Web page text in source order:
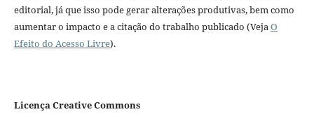
editorial, já que isso pode gerar alterações produtivas, bem como
aumentar o impacto e a citação do trabalho publicado (VejaO
Efeito do Acesso Livre).
Licença Creative Commons